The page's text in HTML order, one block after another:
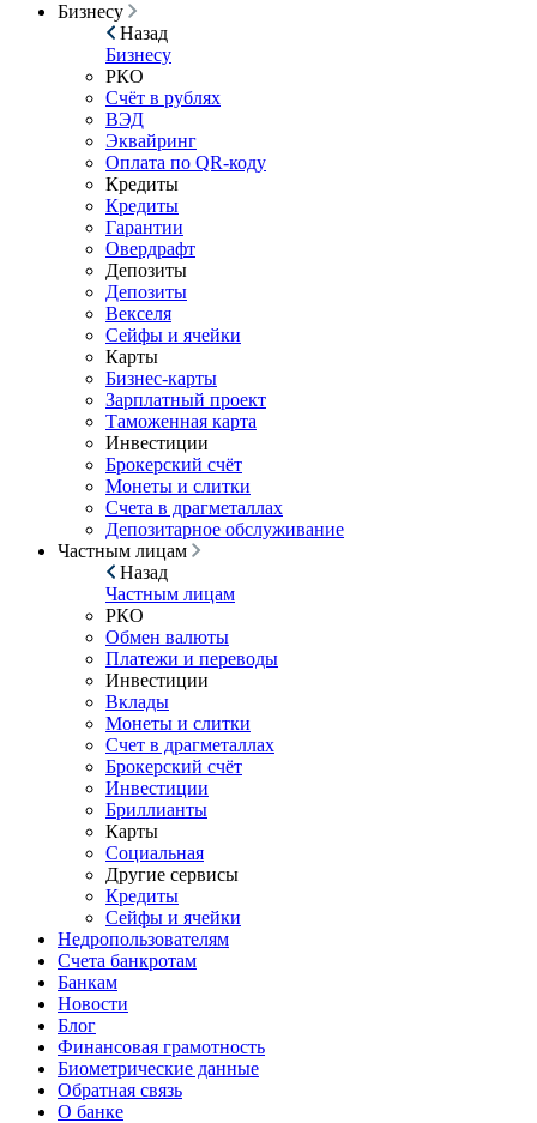
Бизнесу
Назад
Бизнесу
РКО
Счёт в рублях
ВЭД
Эквайринг
Оплата по QR-коду
Кредиты
Кредиты
Гарантии
Овердрафт
Депозиты
Депозиты
Векселя
Сейфы и ячейки
Карты
Бизнес-карты
Зарплатный проект
Таможенная карта
Инвестиции
Брокерский счёт
Монеты и слитки
Счета в драгметаллах
Депозитарное обслуживание
Частным лицам
Назад
Частным лицам
РКО
Обмен валюты
Платежи и переводы
Инвестиции
Вклады
Монеты и слитки
Счет в драгметаллах
Брокерский счёт
Инвестиции
Бриллианты
Карты
Социальная
Другие сервисы
Кредиты
Сейфы и ячейки
Недропользователям
Счета банкротам
Банкам
Новости
Блог
Финансовая грамотность
Биометрические данные
Обратная связь
О банке